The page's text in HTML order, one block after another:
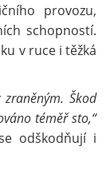
provozu,
schopností.
v ruce i těžká
Škod
téměř sto,“
odškodňují i